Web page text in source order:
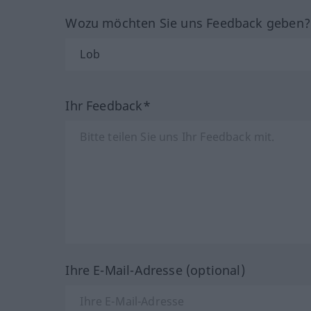
Wozu möchten Sie uns Feedback
Ihr Feedback*
Ihre E-Mail-Adresse (optional)